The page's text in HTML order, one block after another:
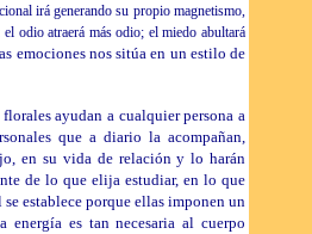
irá generando su propio magnetismo,
odio atraerá más odio; el miedo abultará
emociones nos sitúa en un estilo de
ayudan a cualquier persona a
que a diario la acompañan,
en su vida de relación y lo harán
de lo que elija estudiar, en lo que
establece porque ellas imponen un
es tan necesaria al cuerpo